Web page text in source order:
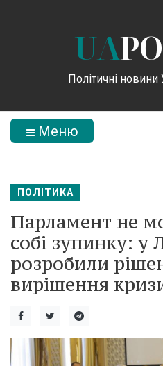
UA
Політичні новини
Меню
ПОЛІТИКА
Парламент не
собі зупинку: у
розробили
вирішення